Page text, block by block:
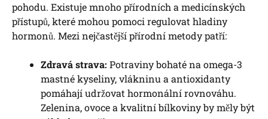
pohodu. Existuje mnoho přírodních a medicínských
přístupů, které mohou pomoci regulovat hladiny
hormonů. Mezi nejčastější přírodní metody patří:
Zdravá strava: Potraviny bohaté na omega-3
mastné kyseliny, vlákninu a antioxidanty
pomáhají udržovat hormonální rovnováhu.
Zelenina, ovoce a kvalitní bílkoviny by měly být